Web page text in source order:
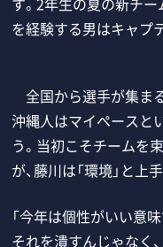
を経験する男はキャプ
全国から選手が集ま
沖縄人はマイペースと
う。当初こそチームを
が、藤川は「環境」と上
「今年は個性がいい意
それを潰すんじゃなく